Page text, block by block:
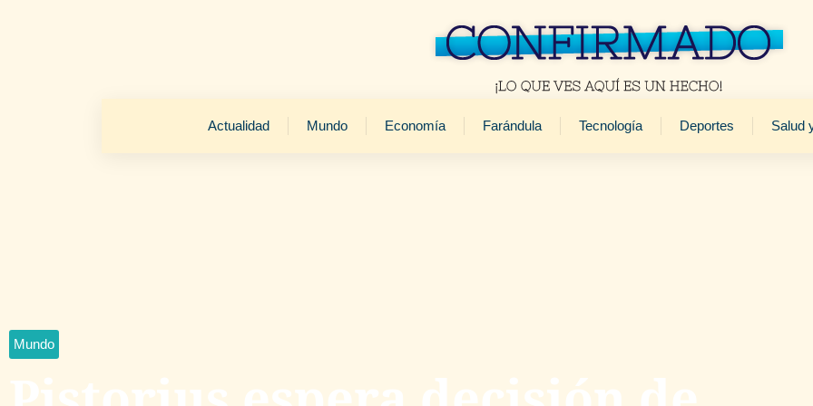
Actualidad Mundo Economía Farándula Tecnología Deportes Salud
Mundo